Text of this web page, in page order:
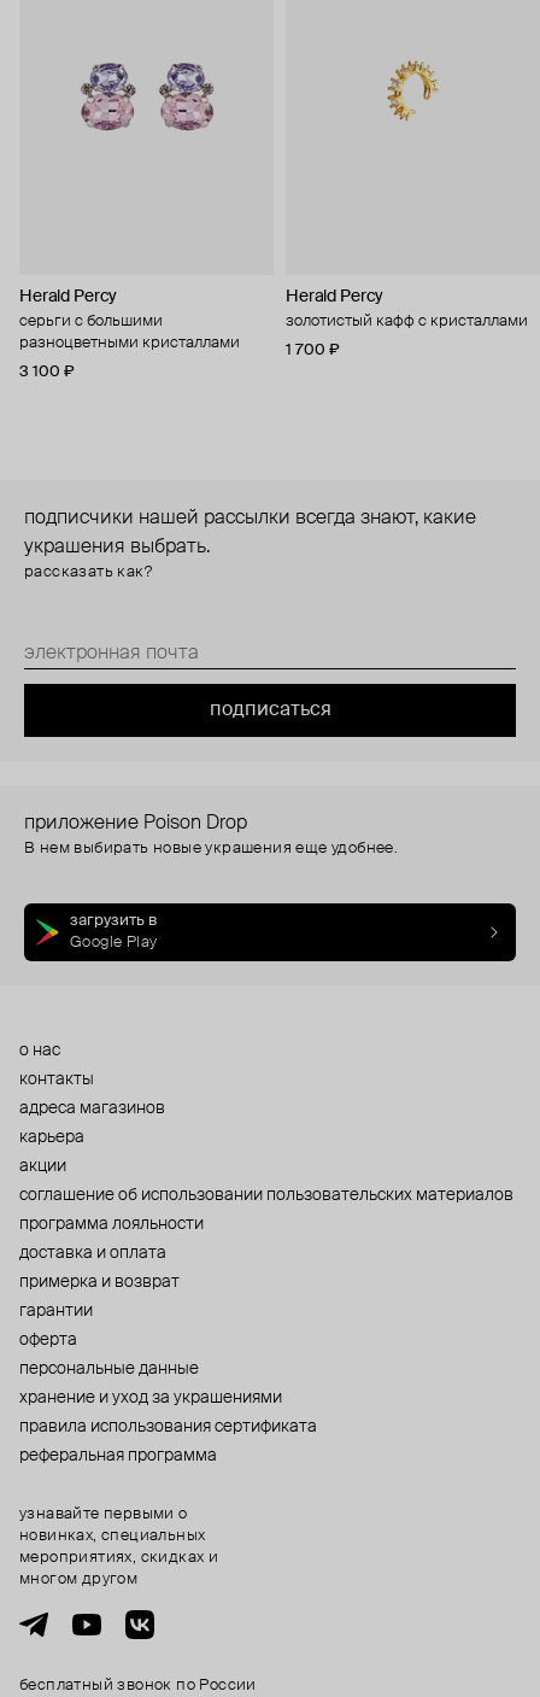
Herald Percy
серьги с большими
разноцветными кристаллами
3 100 ₽
Herald Percy
золотистый кафф с кристаллами
1 700 ₽
подписчики нашей рассылки всегда знают, какие
украшения выбрать.
рассказать как?
подписаться
приложение Poison Drop
В нем выбирать новые украшения еще удобнее.
загрузить в
Google Play
о нас
контакты
адреса магазинов
карьера
акции
cоглашение об использовании пользовательских материалов
программа лояльности
доставка и оплата
примерка и возврат
гарантии
оферта
персональные данные
хранение и уход за украшениями
правила использования сертификата
реферальная программа
бесплатный звонок по России
узнавайте первыми о
новинках, специальных
мероприятиях, скидках и
многом другом